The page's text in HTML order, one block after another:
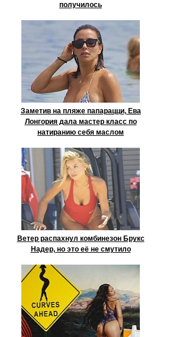
получилось
Заметив на пляже папарацци, Ева
Лонгория дала мастер класс по
натиранию себя маслом
Ветер распахнул комбинезон Брукс
Надер, но это её не смутило